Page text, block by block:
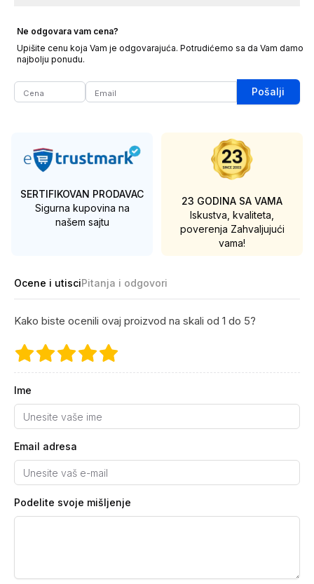
Ne odgovara vam cena?
Upišite cenu koja Vam je odgovarajuća. Potrudićemo sa da Vam damo
najbolju ponudu.
Pošalji
SERTIFIKOVAN PRODAVAC
Sigurna kupovina na
našem sajtu
23 GODINA SA VAMA
Iskustva, kvaliteta,
poverenja Zahvaljujući
vama!
Ocene i utisciPitanja i odgovori
Kako biste ocenili ovaj proizvod na skali od 1 do 5?
Ime
Email adresa
Podelite svoje mišljenje